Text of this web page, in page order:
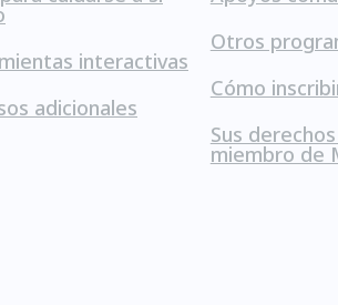
interactivas
adicionales
Otros
Cómo
Sus
miembro de